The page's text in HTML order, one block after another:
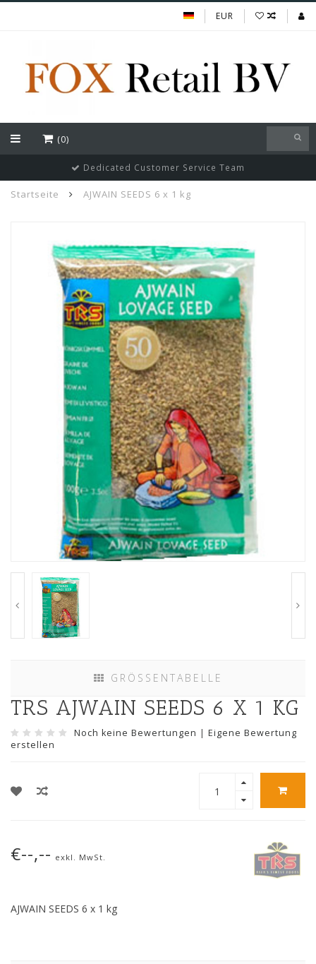
EUR
(0)
Dedicated Customer Service Team
Startseite AJWAIN SEEDS 6 x 1 kg
GRÖSSENTABELLE
TRS AJWAIN SEEDS 6 X 1 KG
Noch keine Bewertungen | Eigene Bewertung
erstellen
€--,-- exkl. MwSt.
AJWAIN SEEDS 6 x 1 kg